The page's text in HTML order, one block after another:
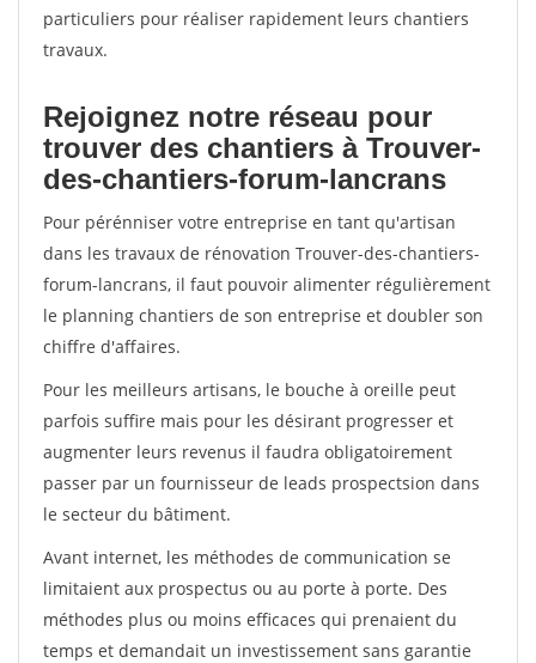
particuliers pour réaliser rapidement leurs chantiers
travaux.
Rejoignez notre réseau pour
trouver des chantiers à Trouver-
des-chantiers-forum-lancrans
Pour pérénniser votre entreprise en tant qu'artisan
dans les travaux de rénovation Trouver-des-chantiers-
forum-lancrans, il faut pouvoir alimenter régulièrement
le planning chantiers de son entreprise et doubler son
chiffre d'affaires.
Pour les meilleurs artisans, le bouche à oreille peut
parfois suffire mais pour les désirant progresser et
augmenter leurs revenus il faudra obligatoirement
passer par un fournisseur de leads prospectsion dans
le secteur du bâtiment.
Avant internet, les méthodes de communication se
limitaient aux prospectus ou au porte à porte. Des
méthodes plus ou moins efficaces qui prenaient du
temps et demandait un investissement sans garantie